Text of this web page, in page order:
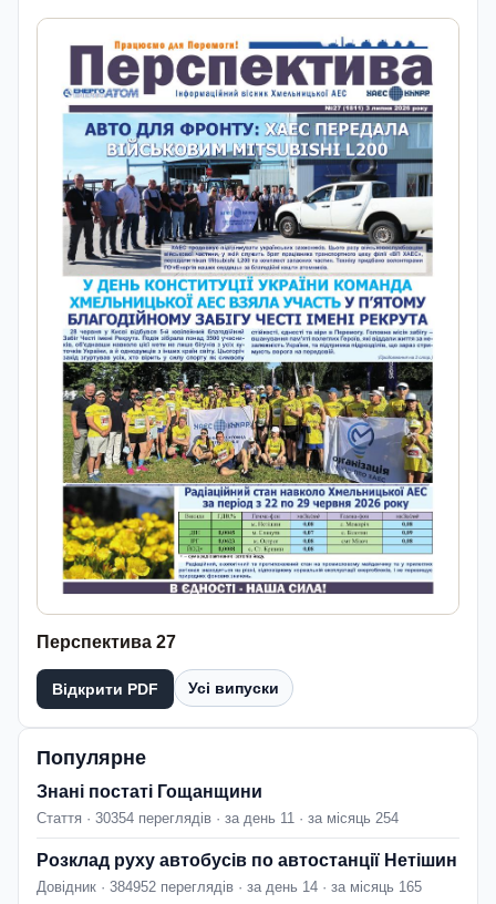
Перспектива 27
Відкрити PDF Усі випуски
Популярне
Знані постаті Гощанщини
Стаття · 30354 переглядів · за день 11 · за місяць 254
Розклад руху автобусів по автостанції Нетішин
Довідник · 384952 переглядів · за день 14 · за місяць 165